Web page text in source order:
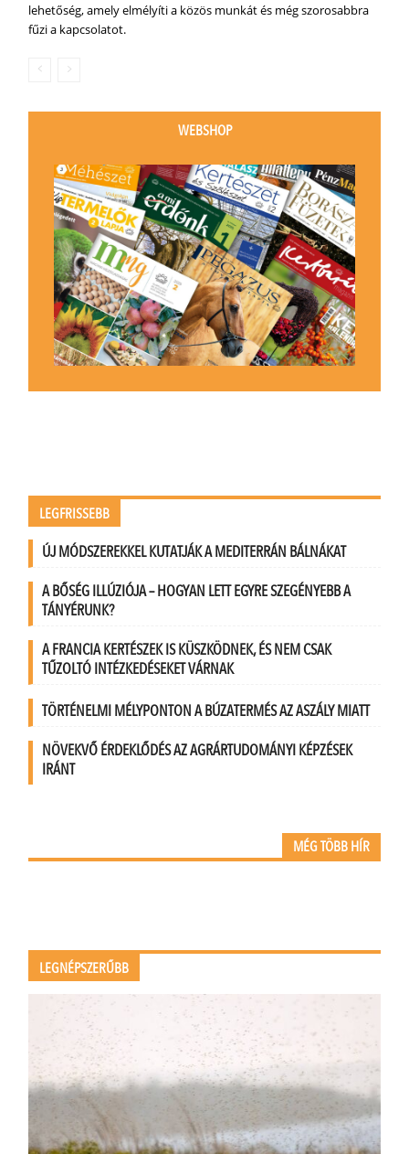
lehetőség, amely elmélyíti a közös munkát és még szorosabbra
fűzi a kapcsolatot.
WEBSHOP
LEGFRISSEBB
ÚJ MÓDSZEREKKEL KUTATJÁK A MEDITERRÁN BÁLNÁKAT
A BŐSÉG ILLÚZIÓJA – HOGYAN LETT EGYRE SZEGÉNYEBB A
TÁNYÉRUNK?
A FRANCIA KERTÉSZEK IS KÜSZKÖDNEK, ÉS NEM CSAK
TŰZOLTÓ INTÉZKEDÉSEKET VÁRNAK
TÖRTÉNELMI MÉLYPONTON A BÚZATERMÉS AZ ASZÁLY MIATT
NÖVEKVŐ ÉRDEKLŐDÉS AZ AGRÁRTUDOMÁNYI KÉPZÉSEK
IRÁNT
MÉG TÖBB HÍR
LEGNÉPSZERŰBB